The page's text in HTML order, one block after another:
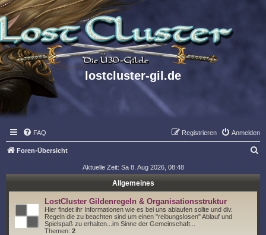
lostcluster-gil.de
FAQ Anmelden
Registrieren
Foren-Übersicht
Aktuelle Zeit: Sa 8. Aug 2026, 08:48
Allgemeines
LostCluster Gildenregeln & Organisationsstruktur
Hier findet ihr Informationen wie es bei uns ablaufen sollte und div.
Regeln die zu beachten sind um einen "reibungslosen" Ablauf und
Spielspaß zu erhalten...im Sinne der Gemeinschaft...
Themen: 2